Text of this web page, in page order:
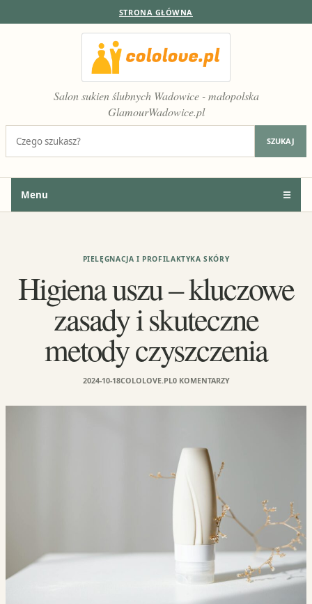
STRONA GŁÓWNA
Salon sukien ślubnych Wadowice - małopolska
GlamourWadowice.pl
SZUKAJ
Menu ☰
PIELĘGNACJA I PROFILAKTYKA SKÓRY
Higiena uszu – kluczowe
zasady i skuteczne
metody czyszczenia
2024-10-18COLOLOVE.PL0 KOMENTARZY